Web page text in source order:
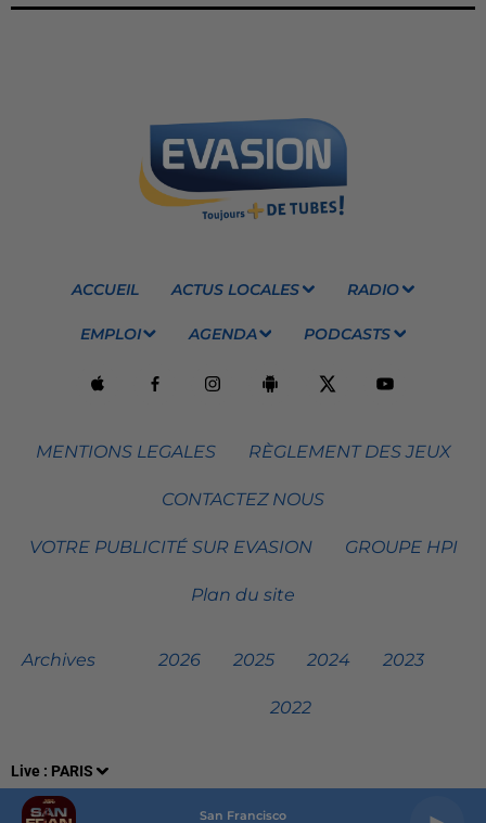
Live : PARIS
San Francisco
ACCUEIL ACTUS LOCALES RADIO
EMPLOI AGENDA PODCASTS
MENTIONS LEGALES RÈGLEMENT DES JEUX
CONTACTEZ NOUS
VOTRE PUBLICITÉ SUR EVASION GROUPE HPI
Plan du site
Archives 2026 2025 2024 2023
2022